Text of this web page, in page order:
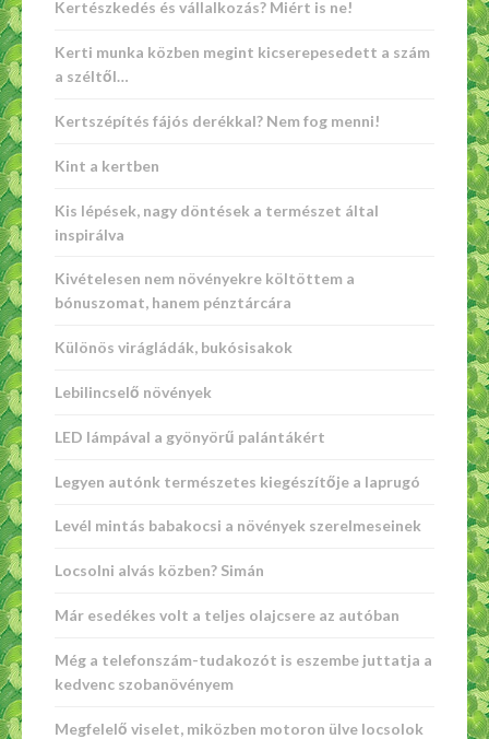
Kertészkedés és vállalkozás? Miért is ne!
Kerti munka közben megint kicserepesedett a szám
a széltől…
Kertszépítés fájós derékkal? Nem fog menni!
Kint a kertben
Kis lépések, nagy döntések a természet által
inspirálva
Kivételesen nem növényekre költöttem a
bónuszomat, hanem pénztárcára
Különös virágládák, bukósisakok
Lebilincselő növények
LED lámpával a gyönyörű palántákért
Legyen autónk természetes kiegészítője a laprugó
Levél mintás babakocsi a növények szerelmeseinek
Locsolni alvás közben? Simán
Már esedékes volt a teljes olajcsere az autóban
Még a telefonszám-tudakozót is eszembe juttatja a
kedvenc szobanövényem
Megfelelő viselet, miközben motoron ülve locsolok